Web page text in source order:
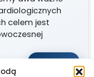
celem jest